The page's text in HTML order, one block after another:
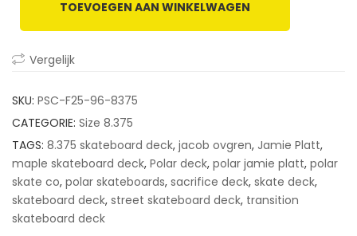
customer
ratings
TOEVOEGEN AAN WINKELWAGEN
Vergelijk
SKU: PSC-F25-96-8375
CATEGORIE: Size 8.375
TAGS: 8.375 skateboard deck, jacob ovgren, Jamie Platt,
maple skateboard deck, Polar deck, polar jamie platt, polar
skate co, polar skateboards, sacrifice deck, skate deck,
skateboard deck, street skateboard deck, transition
skateboard deck